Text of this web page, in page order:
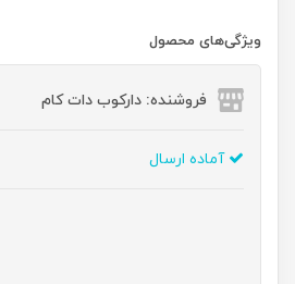
ویژگی‌های محصول
فروشنده: دارکوب دات کام
آماده ارسال